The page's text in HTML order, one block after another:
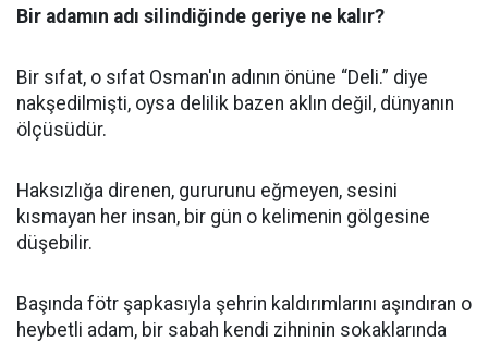
Bir adamın adı silindiğinde geriye ne kalır?
Bir sıfat, o sıfat Osman'ın adının önüne “Deli.” diye
nakşedilmişti, oysa delilik bazen aklın değil, dünyanın
ölçüsüdür.
Haksızlığa direnen, gururunu eğmeyen, sesini
kısmayan her insan, bir gün o kelimenin gölgesine
düşebilir.
Başında fötr şapkasıyla şehrin kaldırımlarını aşındıran o
heybetli adam, bir sabah kendi zihninin sokaklarında